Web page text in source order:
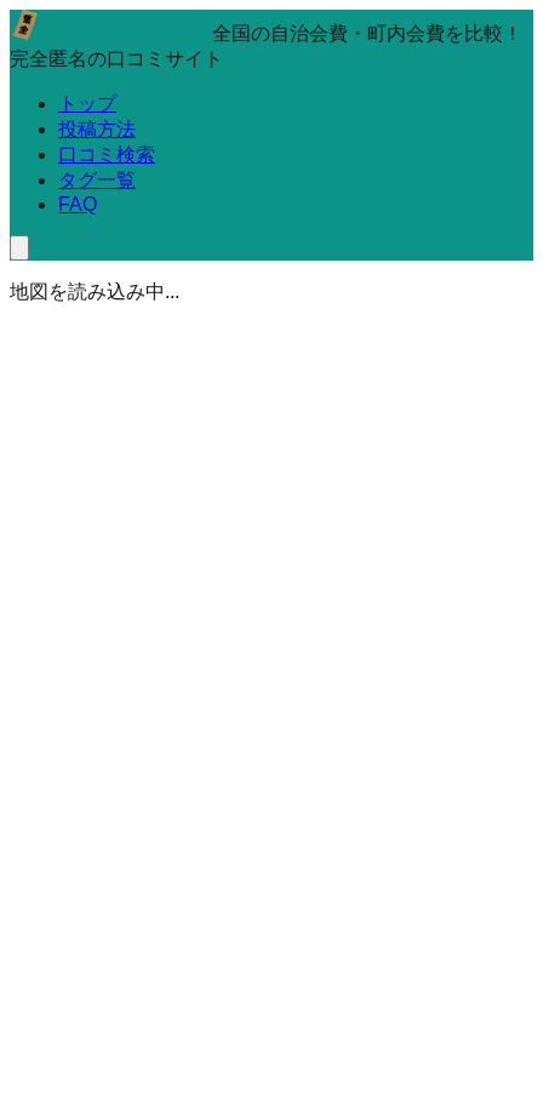
全国の自治会費・町内会費を比較！
完全匿名の口コミサイト
トップ
投稿方法
口コミ検索
タグ一覧
FAQ
地図を読み込み中...